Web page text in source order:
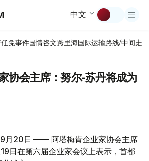
中文
任免事件国情咨文跨里海国际运输路线/中间走廊
协会主席：努尔-苏丹将成为
月20日 —— 阿塔梅肯企业家协会主席
日在第六届企业家会议上表示，首都